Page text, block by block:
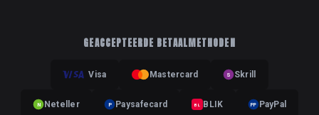
GEACCEPTEERDE BETAALMETHODEN
Visa Mastercard S Skrill
N Neteller P Paysafecard BL BLIK PP PayPal